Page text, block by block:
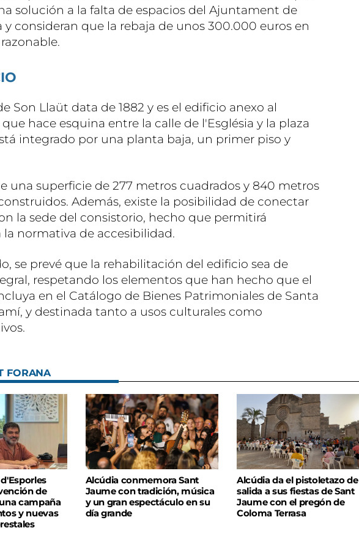
solución a la falta de espacios del Ajuntament de
y consideran que la rebaja de unos 300.000 euros en
Son Llaüt data de 1882 y es el edificio anexo al
hace esquina entre la calle de l'Església y la plaza
integrado por una planta baja, un primer piso y
una superficie de 277 metros cuadrados y 840 metros
Además, existe la posibilidad de conectar
la sede del consistorio, hecho que permitirá
la normativa de accesibilidad.
se prevé que la rehabilitación del edificio sea de
respetando los elementos que han hecho que el
en el Catálogo de Bienes Patrimoniales de Santa
y destinada tanto a usos culturales como
FORANA
de
campaña
y nuevas
Alcúdia conmemora Sant
Jaume con tradición, música
y un gran espectáculo en su
día grande
Alcúdia da el pistoletazo de
salida a sus fiestas de Sant
Jaume con el pregón de
Coloma Terrasa